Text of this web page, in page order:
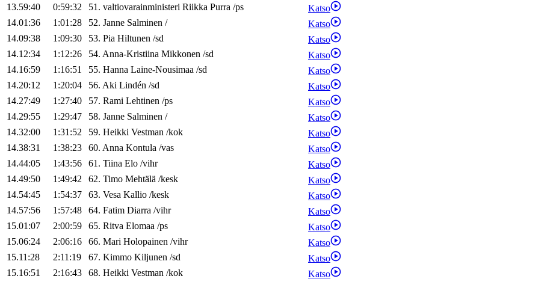
13.59:40
0:59:32 51. valtiovarainministeri Riikka Purra /ps
Katso
14.01:36
1:01:28 52. Janne Salminen /
Katso
14.09:38
1:09:30 53. Pia Hiltunen /sd
Katso
14.12:34
1:12:26 54. Anna-Kristiina Mikkonen /sd
Katso
14.16:59
1:16:51 55. Hanna Laine-Nousimaa /sd
Katso
14.20:12
1:20:04 56. Aki Lindén /sd
Katso
14.27:49
1:27:40 57. Rami Lehtinen /ps
Katso
14.29:55
1:29:47 58. Janne Salminen /
Katso
14.32:00
1:31:52 59. Heikki Vestman /kok
Katso
14.38:31
1:38:23 60. Anna Kontula /vas
Katso
14.44:05
1:43:56 61. Tiina Elo /vihr
Katso
14.49:50
1:49:42 62. Timo Mehtälä /kesk
Katso
14.54:45
1:54:37 63. Vesa Kallio /kesk
Katso
14.57:56
1:57:48 64. Fatim Diarra /vihr
Katso
15.01:07
2:00:59 65. Ritva Elomaa /ps
Katso
15.06:24
2:06:16 66. Mari Holopainen /vihr
Katso
15.11:28
2:11:19 67. Kimmo Kiljunen /sd
Katso
15.16:51
2:16:43 68. Heikki Vestman /kok
Katso